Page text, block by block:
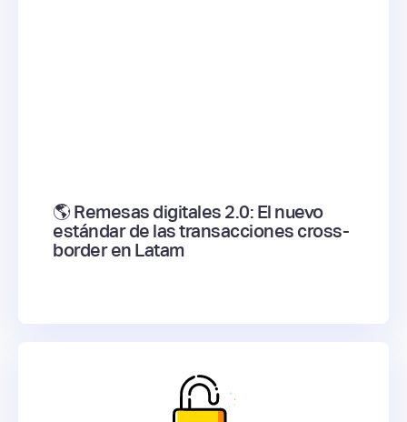
🌎 Remesas digitales 2.0: El nuevo
estándar de las transacciones cross-
border en Latam